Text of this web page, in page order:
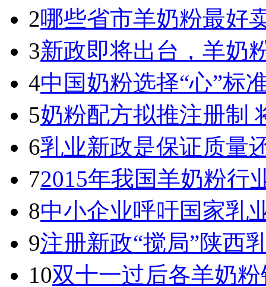
2哪些省市羊奶粉最好
3新政即将出台，羊奶
4中国奶粉选择“心”标
5奶粉配方拟推注册制
6乳业新政是保证质量
72015年我国羊奶粉行
8中小企业呼吁国家乳
9注册新政“搅局”陕西
10双十一过后各羊奶